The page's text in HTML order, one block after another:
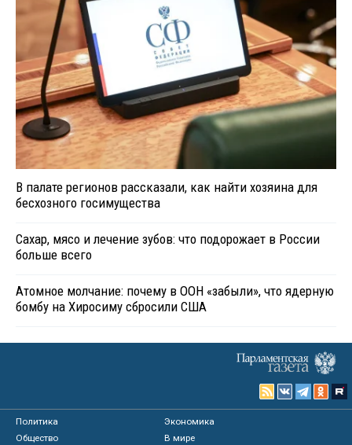
В палате регионов рассказали, как найти хозяина для
бесхозного госимущества
Сахар, мясо и лечение зубов: что подорожает в России
больше всего
Атомное молчание: почему в ООН «забыли», что ядерную
бомбу на Хиросиму сбросили США
Политика
Экономика
Общество
В мире